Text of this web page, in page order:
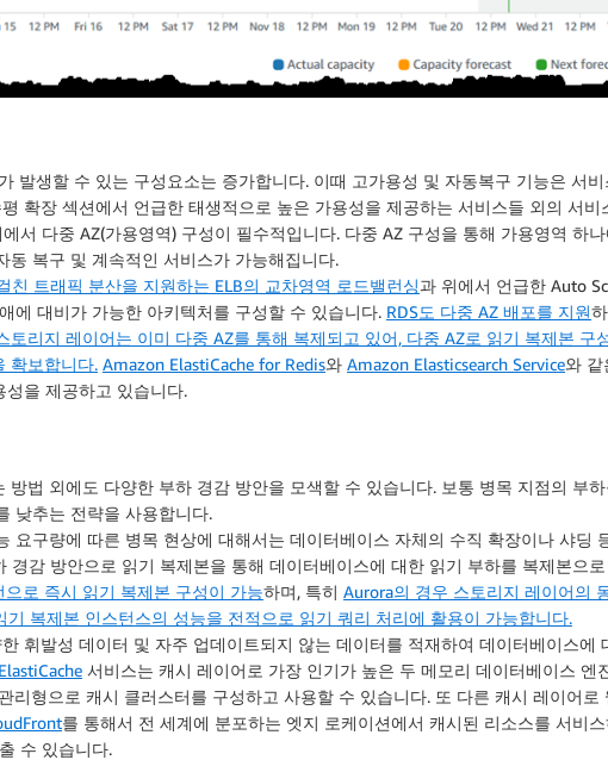
발생할 수 있는 구성요소는 증가합니다. 이때 고가용성 및 자동복구 기능은 서
확장 섹션에서 언급한 태생적으로 높은 가용성을 제공하는 서비스들 외의 서비
서 다중 AZ(가용영역) 구성이 필수적입니다. 다중 AZ 구성을 통해 가용영역 하
동 복구 및 계속적인 서비스가 가능해집니다.
친 트래픽 분산을 지원하는 ELB의 교차영역 로드밸런싱과 위에서 언급한 Auto
에 대비가 가능한 아키텍처를 구성할 수 있습니다. RDS도 다중 AZ 배포를 지원
토리지 레이어는 이미 다중 AZ를 통해 복제되고 있어, 다중 AZ로 읽기 복제본 구
확보합니다. Amazon ElastiCache for Redis와 Amazon Elasticsearch Service와 같
성을 제공하고 있습니다.
방법 외에도 다양한 부하 경감 방안을 모색할 수 있습니다. 보통 병목 지점의 부
낮추는 전략을 사용합니다.
요구량에 따른 병목 현상에 대해서는 데이터베이스 자체의 수직 확장이나 샤딩
경감 방안으로 읽기 복제본을 통해 데이터베이스에 대한 읽기 부하를 복제본으
으로 즉시 읽기 복제본 구성이 가능하며, 특히 Aurora의 경우 스토리지 레이어의
기 복제본 인스턴스의 성능을 전적으로 읽기 쿼리 처리에 활용이 가능합니다.
휘발성 데이터 및 자주 업데이트되지 않는 데이터를 적재하여 데이터베이스에
서비스는 캐시 레이어로 가장 인기가 높은 두 메모리 데이터베이스 엔
리형으로 캐시 클러스터를 구성하고 사용할 수 있습니다. 또 다른 캐시 레이어로
를 통해서 전 세계에 분포하는 엣지 로케이션에서 캐시된 리소스를 서비
수 있습니다.